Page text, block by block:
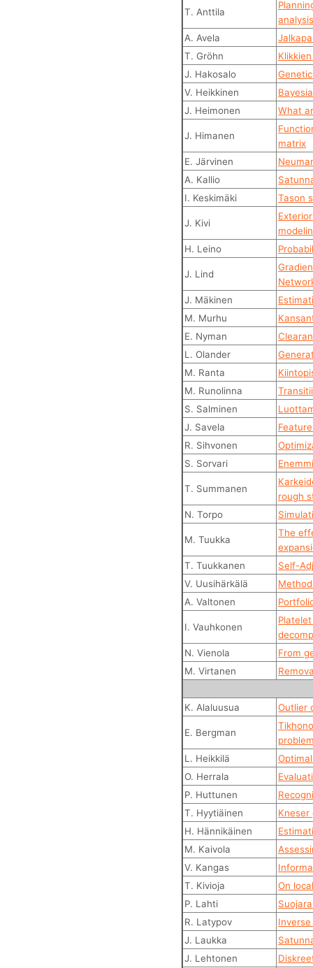
T. Anttila
analysis
A. Avela
T. Gröhn
J. Hakosalo
V. Heikkinen
J. Heimonen
What
J. Himanen
matrix
E. Järvinen
A. Kallio
I. Keskimäki
Tason
J. Kivi
H. Leino
J. Lind
J. Mäkinen
M. Murhu
E. Nyman
L. Olander
M. Ranta
M. Runolinna
S. Salminen
J. Savela
R. Sihvonen
S. Sorvari
T. Summanen
rough
N. Torpo
M. Tuukka
The
T. Tuukkanen
Self-
V. Uusihärkälä
A. Valtonen
I. Vauhkonen
N. Vienola
From
M. Virtanen
K. Alaluusua Outlier
E. Bergman
L. Heikkilä
O. Herrala
P. Huttunen
T. Hyytiäinen
Kneser
H. Hännikäinen
M. Kaivola
V. Kangas
T. Kivioja
On
P. Lahti
R. Latypov
J. Laukka
J. Lehtonen